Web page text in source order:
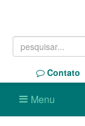
Contato
Menu